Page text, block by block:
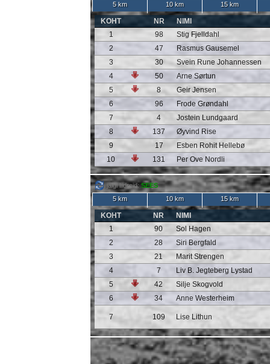
5 km
10 km 15 km
KOHT NR
NIMI
1
98
Stig Fjelldahl
2
47
Rasmus Gausemel
3
30
Svein Rune Johannessen
4
50
Arne Sørtun
5
8
Geir Jensen
6
96
Frode Grøndahl
7
4
Jostein Lundgaard
8
137
Øyvind Rise
9
17
Esben Rohit Hellebø
10
131 Per Ove Nordli
jälgi liidreid:SEES
5 km
10 km 15 km
KOHT NR
NIMI
1
90
Sol Hagen
2
28
Siri Bergfald
3
21
Marit Strengen
4
7
Liv B. Jegteberg Lystad
5
42
Silje Skogvold
6
34 Anne Westerheim
7 109 Lise Lithun